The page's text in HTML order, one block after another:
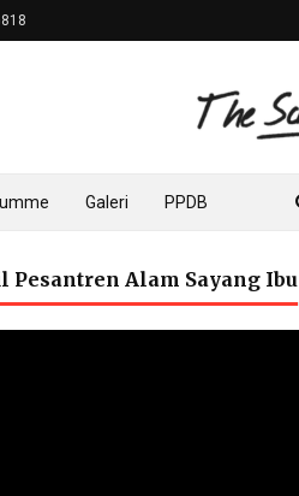
Galeri PPDB
Pesantren Alam Sayang Ibu